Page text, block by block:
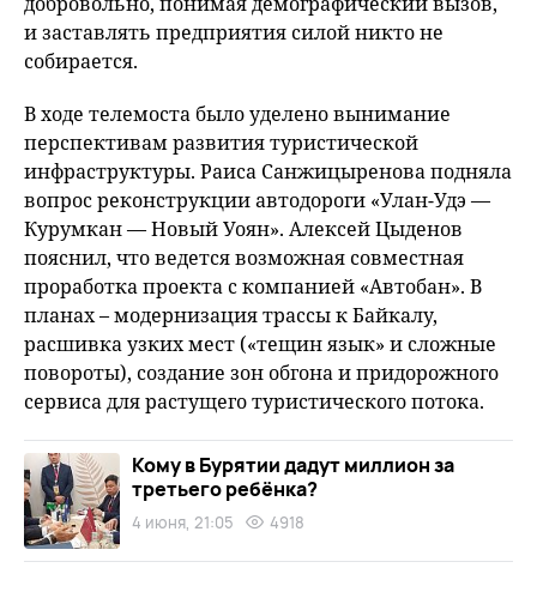
и заставлять предприятия силой никто не
собирается.
В ходе телемоста было уделено вынимание
перспективам развития туристической
инфраструктуры. Раиса Санжицыренова подняла
вопрос реконструкции автодороги «Улан-Удэ —
Курумкан — Новый Уоян». Алексей Цыденов
пояснил, что ведется возможная совместная
проработка проекта с компанией «Автобан». В
планах – модернизация трассы к Байкалу,
расшивка узких мест («тещин язык» и сложные
повороты), создание зон обгона и придорожного
сервиса для растущего туристического потока.
Кому в Бурятии дадут миллион за
третьего ребёнка?
4 июня, 21:05 4918